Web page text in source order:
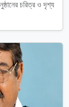
চরিত্র ও দৃশ্য